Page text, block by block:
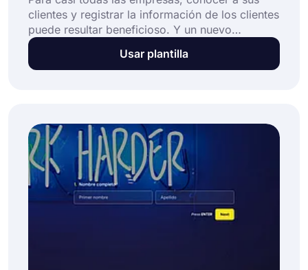
clientes y registrar la información de los clientes
puede resultar beneficioso. Y un nuevo
formulario de registro de cliente proporciona
una manera excelente y eficiente de hacer esto.
nombre, dirección y datos de contacto.
Usar plantilla